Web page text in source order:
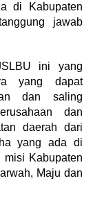
di Kabupaten
jawab
ini yang
yang dapat
dan saling
dan
daerah dari
yang ada di
Kabupaten
Maju dan